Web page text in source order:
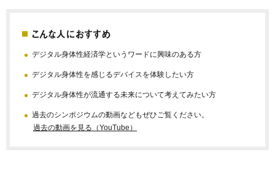
こんな人におすすめ
デジタル身体性経済学というワードに興味のある方
デジタル身体性を感じるデバイスを体験したい方
デジタル身体性が流通する未来について考えてみたい方
過去のシンポジウムの動画などもぜひご覧ください。
過去の動画を見る（YouTube）